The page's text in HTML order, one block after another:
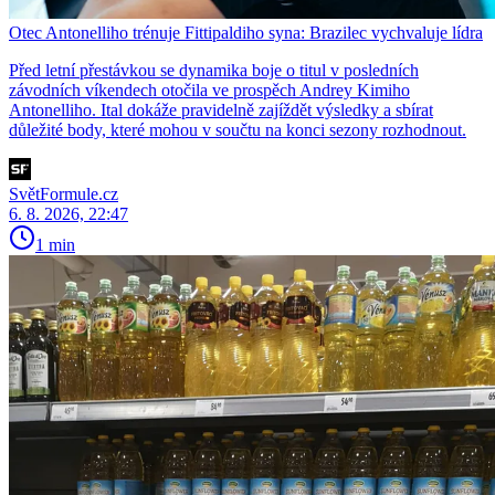
Otec Antonelliho trénuje Fittipaldiho syna: Brazilec vychvaluje lídra
Před letní přestávkou se dynamika boje o titul v posledních
závodních víkendech otočila ve prospěch Andrey Kimiho
Antonelliho. Ital dokáže pravidelně zajíždět výsledky a sbírat
důležité body, které mohou v součtu na konci sezony rozhodnout.
SvětFormule.cz
6. 8. 2026, 22:47
1 min